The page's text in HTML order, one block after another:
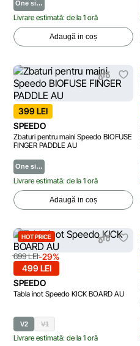
One si…
Livrare estimată: de la 1 oră
Adaugă in coș
399 LEI
SPEEDO
Zbaturi pentru maini Speedo BIOFUSE
FINGER PADDLE AU
One si…
Livrare estimată: de la 1 oră
Adaugă in coș
HOT PRICE
699 LEI-29%
499 LEI
SPEEDO
Tabla inot Speedo KICK BOARD AU
V2 V1
Livrare estimată: de la 1 oră